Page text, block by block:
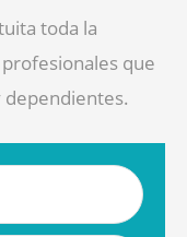
toda la
que